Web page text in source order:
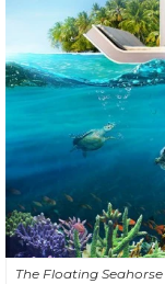
The Floating Seahorse